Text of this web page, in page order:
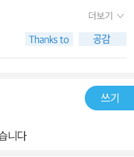
가야 하는 곳도 있다(이런데
편이 맞지 않을까). 아이
선선하기 때문에 추위에 대
가는 것이 여행 비용을 절
아름답고 국립공원이 잘 되
잘 되어 있는 편이다. 아이
은 어느 것 하나 그냥 넘길
상황에 맞게 비용을 절감
상세한 길 안내는 필수! 게다
어요. 전망 좋은 카페, 커피
된 블루라군은 외계행성에
자연환경2. 마음이 순화되
별로 구분된 여행법5. 세
하는 10가지 내용'도 서술하
가 되었다고 합니다.우리가
영화에도 많이 등장했다고
더보기
쓰기
니다